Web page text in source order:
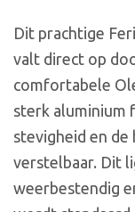
Dit prachtige
valt direct op
comfortabele
sterk aluminium
stevigheid en
verstelbaar. Dit
weerbestendig